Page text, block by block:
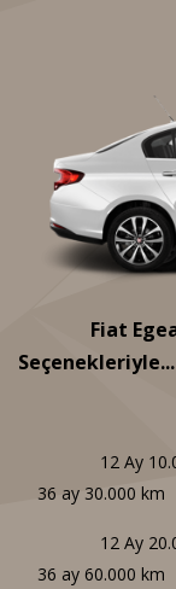
Fiat
Seçenekleriyle...
12 Ay
36 ay 30.000 km
12 Ay
36 ay 60.000 km